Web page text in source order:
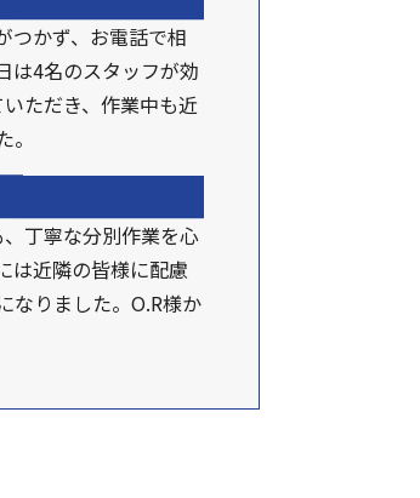
つかず、お電話で相
は4名のスタッフが効
ただき、作業中も近
丁寧な分別作業を心
は近隣の皆様に配慮
なりました。O.R様か